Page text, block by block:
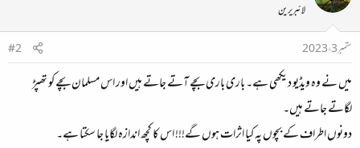
لائبریرین
ستمبر 3، 2023
#2
میں نے وہ ویڈیو دیکھی ہے۔ باری باری بچے آتے جاتے ہیں اور اس مسلمان بچے کو تھپڑ
لگاتے جاتے ہیں۔
دونوں اطراف کے بچوں پہ کیا اثرات ہوں گے!!! اس کا کچھ اندازہ لگایا جا سکتا ہے۔